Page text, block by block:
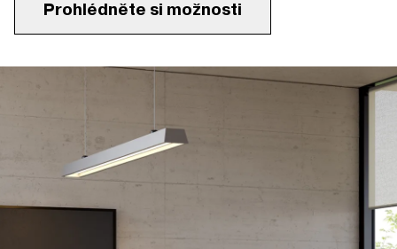
Prohlédněte si možnosti